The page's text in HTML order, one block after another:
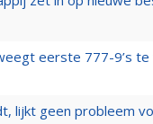
eerste 777-9’s
lijkt geen probleem